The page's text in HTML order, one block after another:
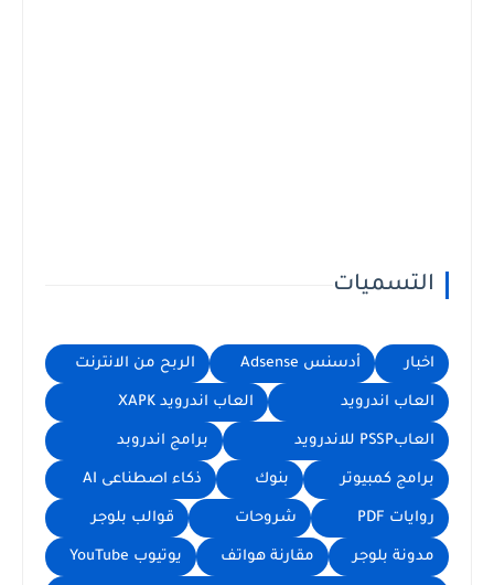
التسميات
اخبار أدسنس Adsense الربح من الانترنت
العاب اندرويد العاب اندرويد XAPK
العابPSSP للاندرويد برامج اندروبد
برامج كمبيوتر بنوك ذكاء اصطناعى AI
روايات PDF شروحات قوالب بلوجر
مدونة بلوجر مقارنة هواتف يوتيوب YouTube